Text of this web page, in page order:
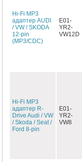
Hi-Fi MP3
адаптер AUDI
/ VW / SKODA
12-pin
(MP3/CDC)
E01-
YR2-
VW12D
Hi-Fi MP3
адаптер R-
Drive Audi / VW
/ Skoda / Seat /
Ford 8-pin
E01-
YR2-
VW8